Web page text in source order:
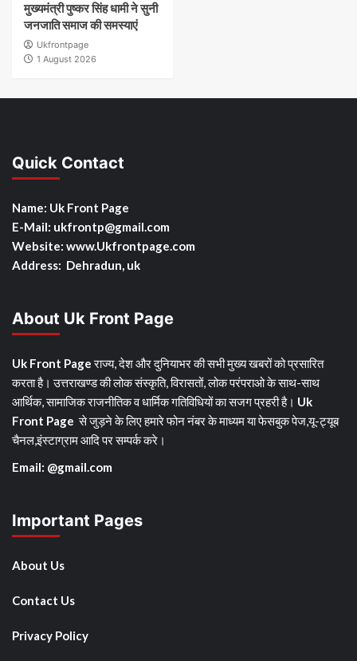
मुख्यमंत्री पुष्कर सिंह धामी ने सुनी
जनजाति समाज की समस्याएं
Ukfrontpage
1 August 2026
Quick Contact
Name: Uk Front Page
E-Mail: ukfrontp@gmail.com
Website: www.Ukfrontpage.com
Address: Dehradun, uk
About Uk Front Page
Uk Front Pageराज्य, देश और दुनियाभर की सभी मुख्य खबरों को प्रसारित
करता है। उत्तराखण्ड की लोक संस्कृति, विरासतों, लोक परंपराओ के साथ-साथ
आर्थिक, सामाजिक राजनीतिक व धार्मिक गतिविधियों का सजग प्रहरी है। Uk
Front Page से जुड़ने के लिए हमारे फोन नंबर के माध्यम या फेसबुक पेज,यू-ट्यूब
चैनल,इंस्टाग्राम आदि पर सम्पर्क करे।
Email: @gmail.com
Important Pages
About Us
Contact Us
Privacy Policy